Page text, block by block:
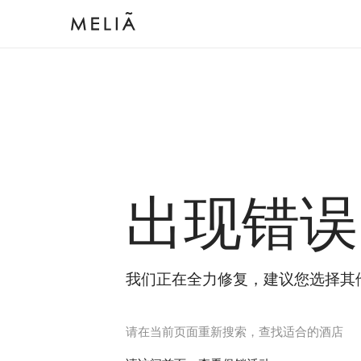
出现错误
我们正在全力修复，建议您选择其
请在当前页面重新搜索，查找适合的酒店